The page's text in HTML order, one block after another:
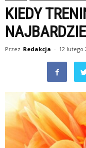
KIEDY
Przez Redakcja - 12 lutego